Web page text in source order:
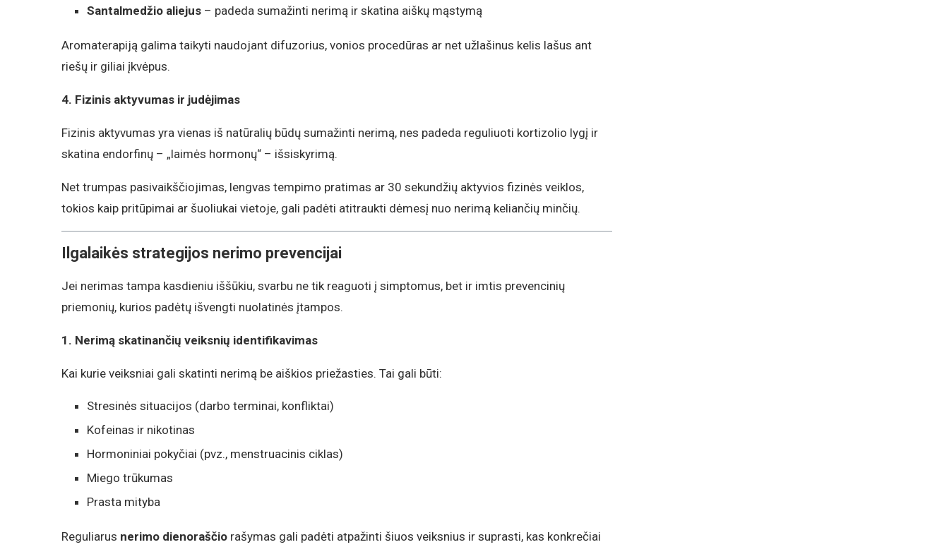
Santalmedžio aliejus – padeda sumažinti nerimą ir skatina aiškų mąstymą
Aromaterapiją galima taikyti naudojant difuzorius, vonios procedūras ar net užlašinus kelis lašus ant
riešų ir giliai įkvėpus.
4. Fizinis aktyvumas ir judėjimas
Fizinis aktyvumas yra vienas iš natūralių būdų sumažinti nerimą, nes padeda reguliuoti kortizolio lygį ir
skatina endorfinų – „laimės hormonų“ – išsiskyrimą.
Net trumpas pasivaikščiojimas, lengvas tempimo pratimas ar 30 sekundžių aktyvios fizinės veiklos,
tokios kaip pritūpimai ar šuoliukai vietoje, gali padėti atitraukti dėmesį nuo nerimą keliančių minčių.
Ilgalaikės strategijos nerimo prevencijai
Jei nerimas tampa kasdieniu iššūkiu, svarbu ne tik reaguoti į simptomus, bet ir imtis prevencinių
priemonių, kurios padėtų išvengti nuolatinės įtampos.
1. Nerimą skatinančių veiksnių identifikavimas
Kai kurie veiksniai gali skatinti nerimą be aiškios priežasties. Tai gali būti:
Stresinės situacijos (darbo terminai, konfliktai)
Kofeinas ir nikotinas
Hormoniniai pokyčiai (pvz., menstruacinis ciklas)
Miego trūkumas
Prasta mityba
Reguliarus nerimo dienoraščio rašymas gali padėti atpažinti šiuos veiksnius ir suprasti, kas konkrečiai